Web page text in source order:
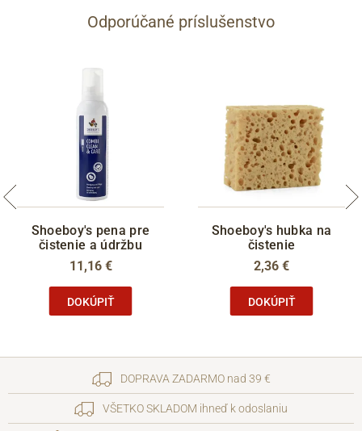
Odporúčané príslušenstvo
Shoeboy's pena pre
čistenie a údržbu
11,16 €
DOKÚPIŤ
Shoeboy's hubka na
čistenie
2,36 €
DOKÚPIŤ
DOPRAVA ZADARMO nad 39 €
VŠETKO SKLADOM ihneď k odoslaniu